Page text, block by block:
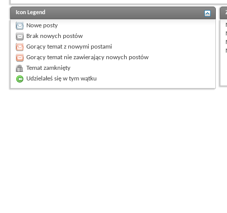
Icon Legend
Nowe posty
Brak nowych postów
Gorący temat z nowymi postami
Gorący temat nie zawierający nowych postów
Temat zamknięty
Udzielałeś się w tym wątku